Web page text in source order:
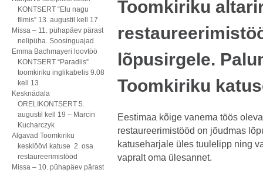
KONTSERT “Elu nagu
filmis” 13. augustil kell 17
Missa – 11. pühapäev pärast
nelipüha. Soosinguajad
Emma Bachmayeri loovtöö
KONTSERT “Paradiis”
toomkiriku inglikabelis 9.08
kell 13
Kesknädala
ORELIKONTSERT 5.
augustil kell 19 – Marcin
Kucharczyk
Algavad Toomkiriku
kesklöövi katuse 2. osa
restaureerimistööd
Missa – 10. pühapäev pärast
Toomkiriku
lõpusirgele.
Toomkiriku
Eestimaa kõige vanema töös
restaureerimistööd on jõudmas
katuseharjale üles tuulelipp ning
vapralt oma ülesannet.